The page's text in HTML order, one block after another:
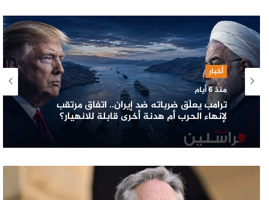
أخبار
منذ 6 أيام
ترامب يعلّق ضرباته ضد إيران.. اتفاق مرتقب
لإنهاء الحرب أم هدنة أخرى قابلة للانهيار؟